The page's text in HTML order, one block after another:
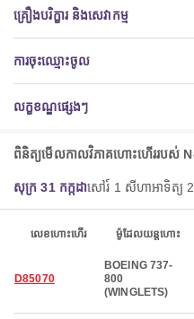
គ្រឿងបរិក្ខារ និងសេវាកម្ម
ការចុះឈ្មោះចូល
លក្ខខណ្ឌផ្សេងៗ
ពិនិត្យ​មើល​កាលវិភាគ​ហោះហើរ​របស់
សុក្រ 31 កក្កដាសៅរ៍ 1 សីហាអាទិត្យ
លេខហោះហើរ ម៉ូដែលយន្តហោះ
D85070
BOEING 737-
800
(WINGLETS)